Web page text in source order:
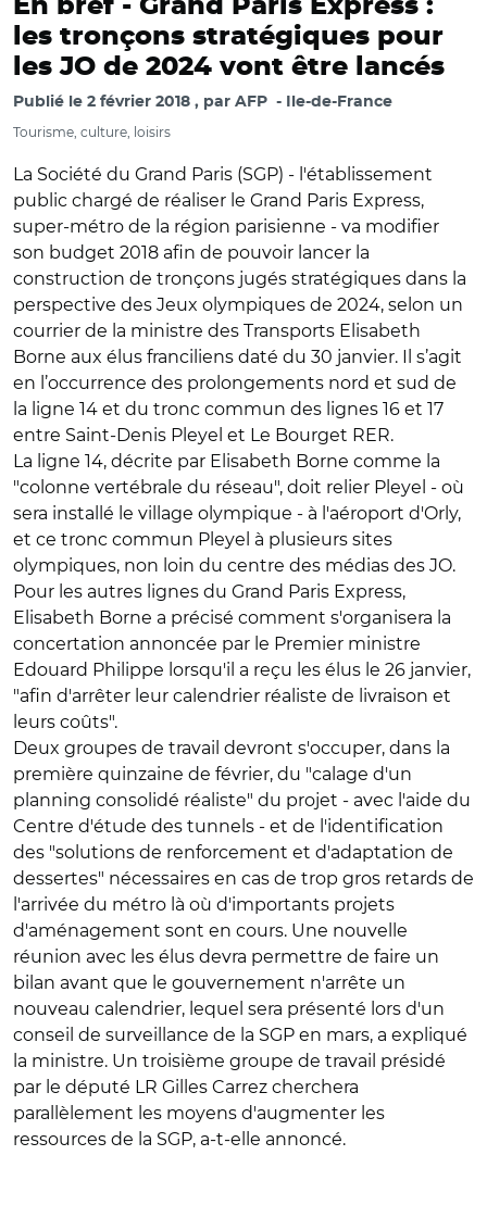
En bref - Grand Paris Express :
les tronçons stratégiques pour
les JO de 2024 vont être lancés
Publié le 2 février 2018 par AFP Ile-de-France
Tourisme, culture, loisirs
La Société du Grand Paris (SGP) - l'établissement
public chargé de réaliser le Grand Paris Express,
super-métro de la région parisienne - va modifier
son budget 2018 afin de pouvoir lancer la
construction de tronçons jugés stratégiques dans la
perspective des Jeux olympiques de 2024, selon un
courrier de la ministre des Transports Elisabeth
Borne aux élus franciliens daté du 30 janvier. Il s’agit
en l’occurrence des prolongements nord et sud de
la ligne 14 et du tronc commun des lignes 16 et 17
entre Saint-Denis Pleyel et Le Bourget RER.
La ligne 14, décrite par Elisabeth Borne comme la
"colonne vertébrale du réseau", doit relier Pleyel - où
sera installé le village olympique - à l'aéroport d'Orly,
et ce tronc commun Pleyel à plusieurs sites
olympiques, non loin du centre des médias des JO.
Pour les autres lignes du Grand Paris Express,
Elisabeth Borne a précisé comment s'organisera la
concertation annoncée par le Premier ministre
Edouard Philippe lorsqu'il a reçu les élus le 26 janvier,
"afin d'arrêter leur calendrier réaliste de livraison et
leurs coûts".
Deux groupes de travail devront s'occuper, dans la
première quinzaine de février, du "calage d'un
planning consolidé réaliste" du projet - avec l'aide du
Centre d'étude des tunnels - et de l'identification
des "solutions de renforcement et d'adaptation de
dessertes" nécessaires en cas de trop gros retards de
l'arrivée du métro là où d'importants projets
d'aménagement sont en cours. Une nouvelle
réunion avec les élus devra permettre de faire un
bilan avant que le gouvernement n'arrête un
nouveau calendrier, lequel sera présenté lors d'un
conseil de surveillance de la SGP en mars, a expliqué
la ministre. Un troisième groupe de travail présidé
par le député LR Gilles Carrez cherchera
parallèlement les moyens d'augmenter les
ressources de la SGP, a-t-elle annoncé.